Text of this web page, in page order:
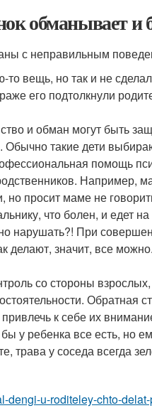
обманывает и
с неправильным
вещь, но так и не
его подтолкнули
и обман могут быть
такие дети
помощь
Например,
просит маме не
что болен, и едет
нарушать?! При
делают, значит, все
со стороны взрослых,
Обратная
к себе их
у ребенка все есть, но
у соседа всегда
u-roditeley-chto-